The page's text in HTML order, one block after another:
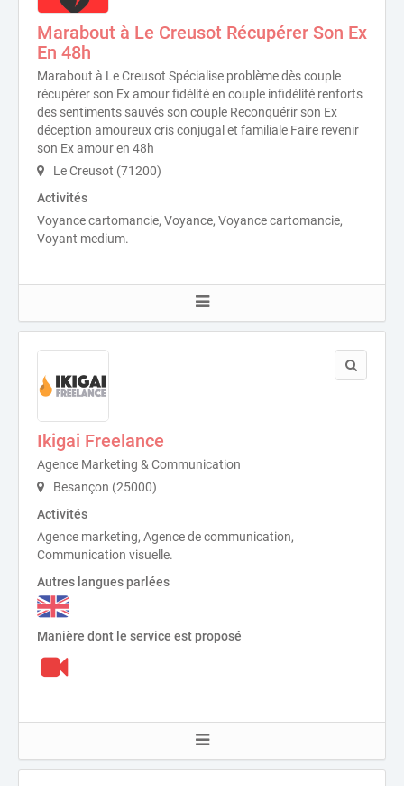
Marabout à Le Creusot Récupérer Son Ex
En 48h
Marabout à Le Creusot Spécialise problème dès couple
récupérer son Ex amour fidélité en couple infidélité renforts
des sentiments sauvés son couple Reconquérir son Ex
déception amoureux cris conjugal et familiale Faire revenir
son Ex amour en 48h
Le Creusot (71200)
Activités
Voyance cartomancie, Voyance, Voyance cartomancie,
Voyant medium.
Ikigai Freelance
Agence Marketing & Communication
Besançon (25000)
Activités
Agence marketing, Agence de communication,
Communication visuelle.
Autres langues parlées
Manière dont le service est proposé